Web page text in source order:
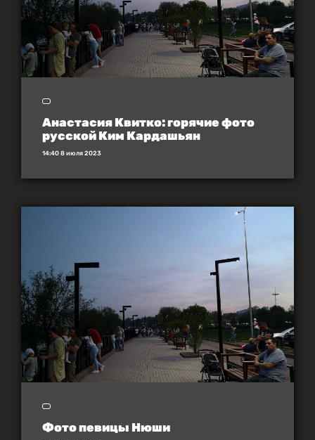
Анастасия Квитко: горячие фото
русской Ким Кардашьян
14:40 8 июля 2023
Фото певицы Нюши